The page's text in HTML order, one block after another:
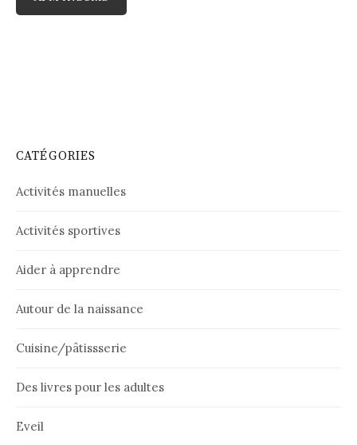
CATÉGORIES
Activités manuelles
Activités sportives
Aider à apprendre
Autour de la naissance
Cuisine/pâtissserie
Des livres pour les adultes
Eveil